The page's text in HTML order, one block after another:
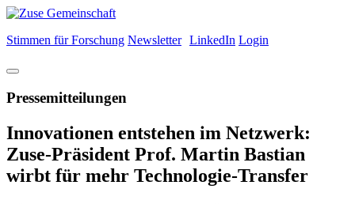
Stimmen für Forschung Newsletter LinkedIn Login
Pressemitteilungen
Innovationen entstehen im Netzwerk:
Zuse-Präsident Prof. Martin Bastian
wirbt für mehr Technologie-Transfer